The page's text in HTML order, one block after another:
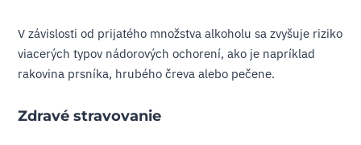
V závislosti od prijatého množstva alkoholu sa zvyšuje riziko
viacerých typov nádorových ochorení, ako je napríklad
rakovina prsníka, hrubého čreva alebo pečene.
Zdravé stravovanie